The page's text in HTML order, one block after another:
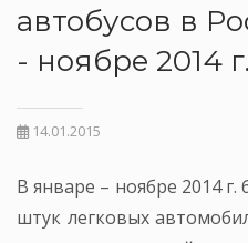
автобусов в
- ноябре 2014 г.
14.01.2015
В январе – ноябре 2014
штук легковых